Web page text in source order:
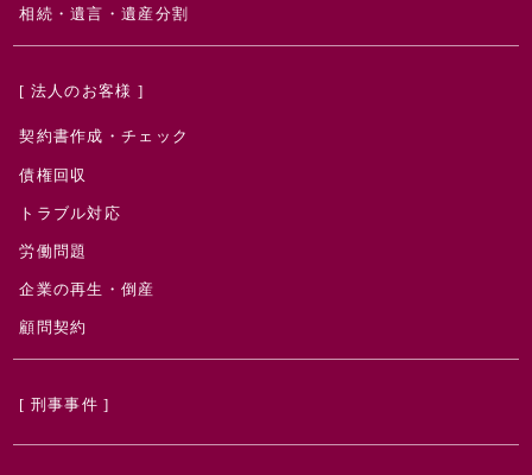
相続・遺言・遺産分割
[ 法人のお客様 ]
契約書作成・チェック
債権回収
トラブル対応
労働問題
企業の再生・倒産
顧問契約
[ 刑事事件 ]